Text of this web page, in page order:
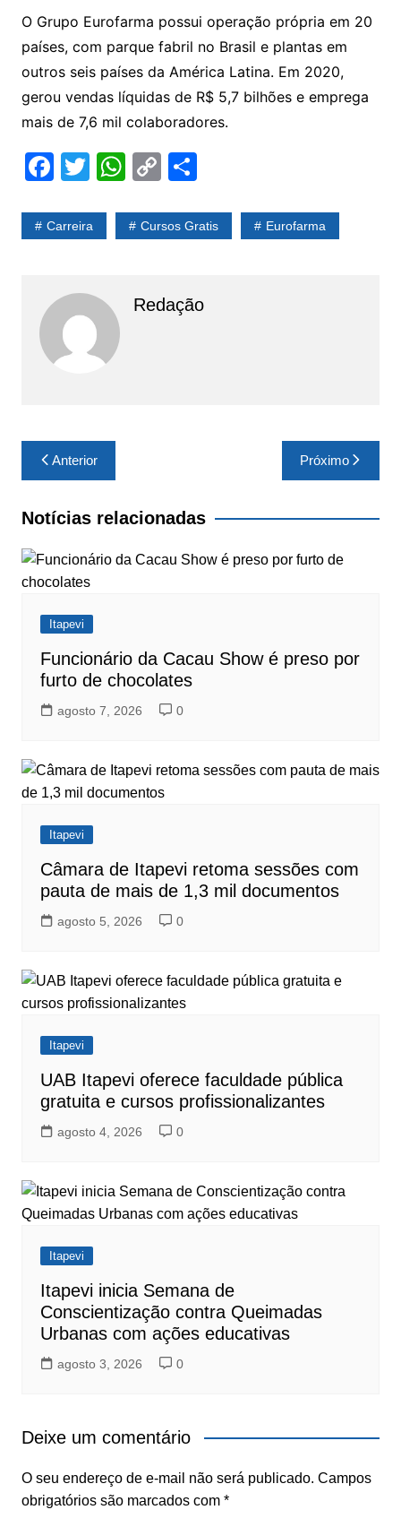
O Grupo Eurofarma possui operação própria em 20
países, com parque fabril no Brasil e plantas em
outros seis países da América Latina. Em 2020,
gerou vendas líquidas de R$ 5,7 bilhões e emprega
mais de 7,6 mil colaboradores.
F
c
o
o
k
T
itt
W
at
p
C
p
n
S
ar
Carreira Cursos Gratis Eurofarma
Redação
Navegação
de
Post
Anterior Próximo
Notícias relacionadas
Itapevi
Funcionário da Cacau Show é preso por
furto de chocolates
agosto 7, 2026 0
Itapevi
Câmara de Itapevi retoma sessões com
pauta de mais de 1,3 mil documentos
agosto 5, 2026 0
Itapevi
UAB Itapevi oferece faculdade pública
gratuita e cursos profissionalizantes
agosto 4, 2026 0
Itapevi
Itapevi inicia Semana de
Conscientização contra Queimadas
Urbanas com ações educativas
agosto 3, 2026 0
Deixe um comentário
O seu endereço de e-mail não será publicado. Campos
obrigatórios são marcados com *